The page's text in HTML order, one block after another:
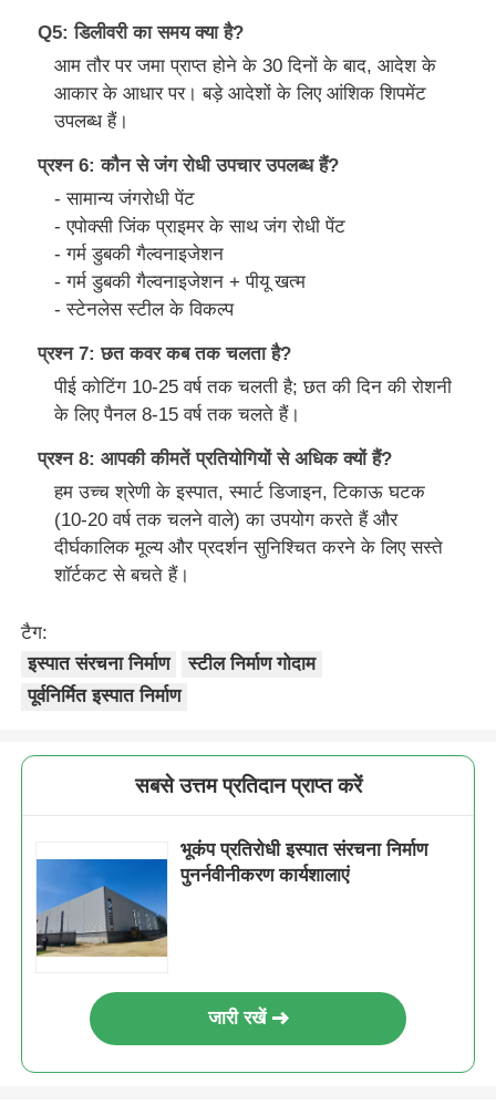
Q5: डिलीवरी का समय क्या है?
आम तौर पर जमा प्राप्त होने के 30 दिनों के बाद, आदेश के
आकार के आधार पर। बड़े आदेशों के लिए आंशिक शिपमेंट
उपलब्ध हैं।
प्रश्न 6: कौन से जंग रोधी उपचार उपलब्ध हैं?
- सामान्य जंगरोधी पेंट
- एपोक्सी जिंक प्राइमर के साथ जंग रोधी पेंट
- गर्म डुबकी गैल्वनाइजेशन
- गर्म डुबकी गैल्वनाइजेशन + पीयू खत्म
- स्टेनलेस स्टील के विकल्प
प्रश्न 7: छत कवर कब तक चलता है?
पीई कोटिंग 10-25 वर्ष तक चलती है; छत की दिन की रोशनी
के लिए पैनल 8-15 वर्ष तक चलते हैं।
प्रश्न 8: आपकी कीमतें प्रतियोगियों से अधिक क्यों हैं?
हम उच्च श्रेणी के इस्पात, स्मार्ट डिजाइन, टिकाऊ घटक
(10-20 वर्ष तक चलने वाले) का उपयोग करते हैं और
दीर्घकालिक मूल्य और प्रदर्शन सुनिश्चित करने के लिए सस्ते
शॉर्टकट से बचते हैं।
टैग:
इस्पात संरचना निर्माण
स्टील निर्माण गोदाम
पूर्वनिर्मित इस्पात निर्माण
सबसे उत्तम प्रतिदान प्राप्त करें
भूकंप प्रतिरोधी इस्पात संरचना निर्माण
पुनर्नवीनीकरण कार्यशालाएं
जारी रखें